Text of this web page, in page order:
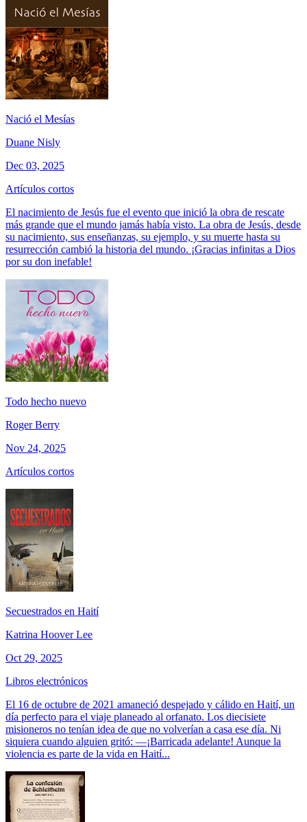
Nació el Mesías
Duane Nisly
Dec 03, 2025
Artículos cortos
El nacimiento de Jesús fue el evento que inició la obra de rescate
más grande que el mundo jamás había visto. La obra de Jesús, desde
su nacimiento, sus enseñanzas, su ejemplo, y su muerte hasta su
resurrección cambió la historia del mundo. ¡Gracias infinitas a Dios
por su don inefable!
Todo hecho nuevo
Roger Berry
Nov 24, 2025
Artículos cortos
Secuestrados en Haití
Katrina Hoover Lee
Oct 29, 2025
Libros electrónicos
El 16 de octubre de 2021 amaneció despejado y cálido en Haití, un
día perfecto para el viaje planeado al orfanato. Los diecisiete
misioneros no tenían idea de que no volverían a casa ese día. Ni
siquiera cuando alguien gritó: —¡Barricada adelante! Aunque la
violencia es parte de la vida en Haití...